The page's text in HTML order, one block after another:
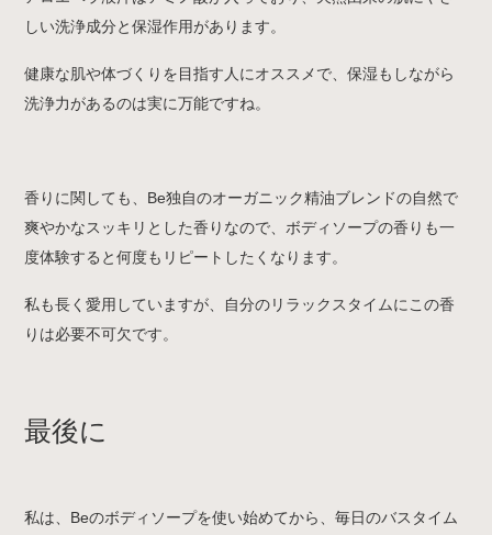
しい洗浄成分と保湿作用があります。
健康な肌や体づくりを目指す人にオススメで、保湿もしながら
洗浄力があるのは実に万能ですね。
香りに関しても、Be独自のオーガニック精油ブレンドの自然で
爽やかなスッキリとした香りなので、ボディソープの香りも一
度体験すると何度もリピートしたくなります。
私も長く愛用していますが、自分のリラックスタイムにこの香
りは必要不可欠です。
最後に
私は、Beのボディソープを使い始めてから、毎日のバスタイム